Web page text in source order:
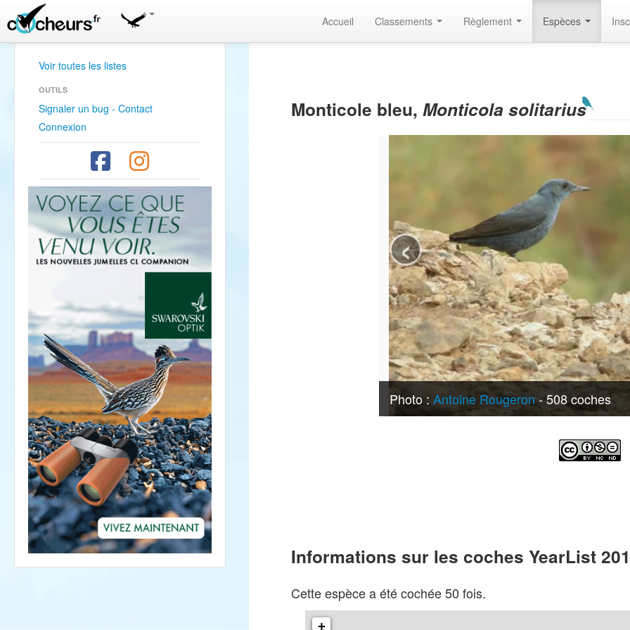
Accueil Classements Règlement Espèces
Voir toutes les listes
OUTILS
Signaler un bug - Contact
Connexion
Monticole bleu, Monticola solitarius
Photo :Antoine Rougeron- 508 coches
‹
Informations sur les coches YearList
Cette espèce a été cochée 50 fois.
+